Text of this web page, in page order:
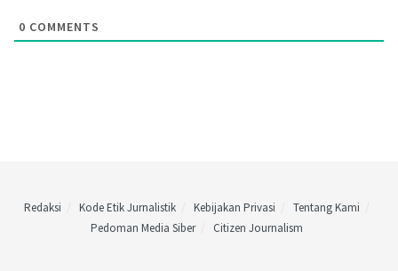
0 COMMENTS
Redaksi Kode Etik Jurnalistik Kebijakan Privasi
Tentang Kami
Pedoman Media Siber
Citizen Journalism